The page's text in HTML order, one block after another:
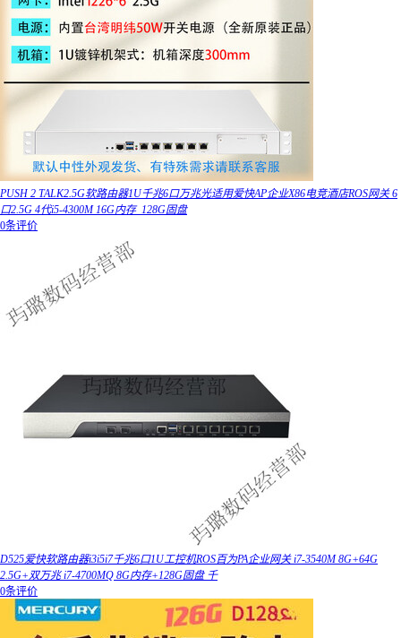
PUSH 2 TALK2.5G软路由器1U千兆6口万兆光适用爱快AP企业X86电竞酒店ROS网关 6
口2.5G 4代i5-4300M 16G内存_128G固盘
0条评价
D525爱快软路由器i3i5i7千兆6口1U工控机ROS百为PA企业网关 i7-3540M 8G+64G
2.5G+双万兆 i7-4700MQ 8G内存+128G固盘 千
0条评价